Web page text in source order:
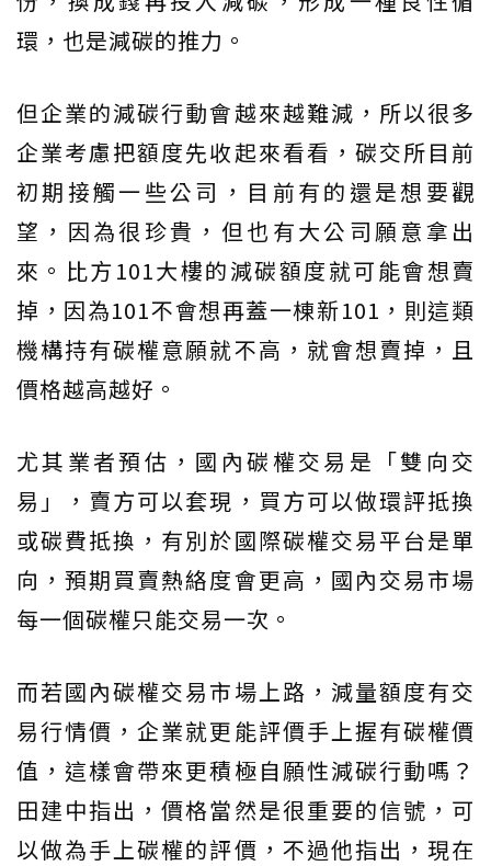
環，也是減碳的推力。
但企業的減碳行動會越來越難減，所以很多
企業考慮把額度先收起來看看，碳交所目前
初期接觸一些公司，目前有的還是想要觀
望，因為很珍貴，但也有大公司願意拿出
來。比方101大樓的減碳額度就可能會想賣
掉，因為101不會想再蓋一棟新101，則這類
機構持有碳權意願就不高，就會想賣掉，且
價格越高越好。
尤其業者預估，國內碳權交易是「雙向交
易」，賣方可以套現，買方可以做環評抵換
或碳費抵換，有別於國際碳權交易平台是單
向，預期買賣熱絡度會更高，國內交易市場
每一個碳權只能交易一次。
而若國內碳權交易市場上路，減量額度有交
易行情價，企業就更能評價手上握有碳權價
值，這樣會帶來更積極自願性減碳行動嗎？
田建中指出，價格當然是很重要的信號，可
以做為手上碳權的評價，不過他指出，現在